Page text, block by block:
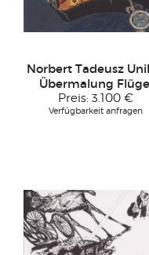
Norbert Tadeusz
Übermalung
Preis: 3.100 €
Verfügbarkeit anfragen